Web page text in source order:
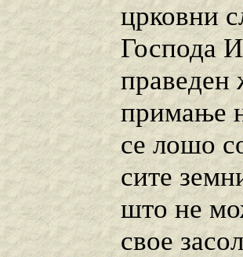
црковни
Господа
праведен
примање
се лошо
сите
што не
свое